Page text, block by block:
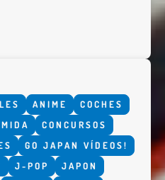
ANIME
COCHES
CONCURSOS
GO JAPAN VÍDEOS!
J-POP
JAPON